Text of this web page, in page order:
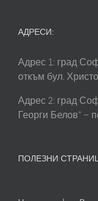
АДРЕСИ:
Адрес 1: град
откъм бул.
Адрес 2: град
Георги Белов” –
ПОЛЕЗНИ